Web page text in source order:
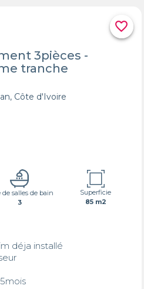
favorite_border
3pièces -
tranche
Côte d'Ivoire
de salles de bain
3
Superficie
85 m2
déja installé